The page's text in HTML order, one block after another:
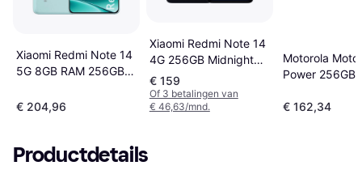
Xiaomi Redmi Note 14
5G 8GB RAM 256GB
€ 204,96
Xiaomi Redmi Note 14
4G 256GB Midnight
Black
€ 159
Of 3 betalingen van
€ 46,63/mnd.
Motorola Moto
Power 256GB
€ 162,34
Productdetails